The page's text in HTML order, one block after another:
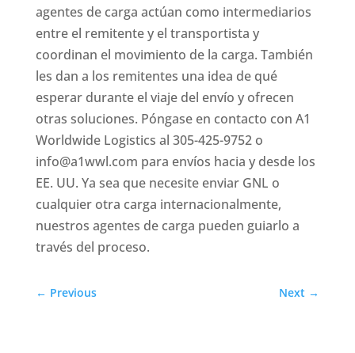
agentes de carga actúan como intermediarios
entre el remitente y el transportista y
coordinan el movimiento de la carga. También
les dan a los remitentes una idea de qué
esperar durante el viaje del envío y ofrecen
otras soluciones. Póngase en contacto con A1
Worldwide Logistics al 305-425-9752 o
info@a1wwl.com para envíos hacia y desde los
EE. UU. Ya sea que necesite enviar GNL o
cualquier otra carga internacionalmente,
nuestros agentes de carga pueden guiarlo a
través del proceso.
← Previous Next →